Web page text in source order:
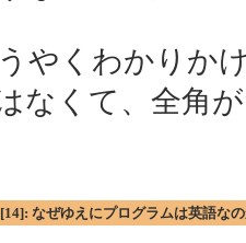
やくわかりか
なくて、全角
なぜゆえにプログラムは英語な